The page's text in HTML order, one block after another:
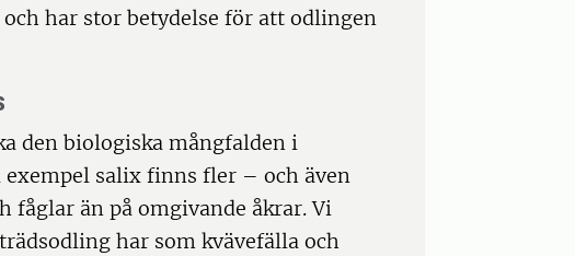
har stor betydelse för att odlingen
den biologiska mångfalden i
salix finns fler – och även
fåglar än på omgivande åkrar. Vi
har som kvävefälla och